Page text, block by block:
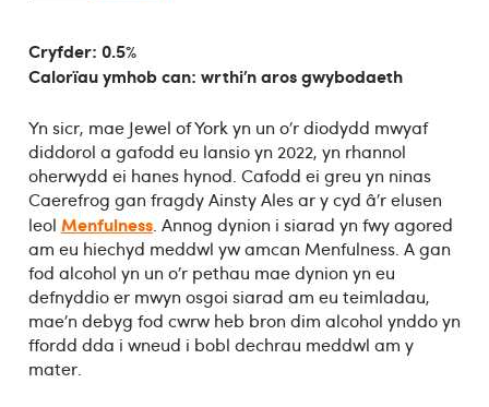
Cryfder: 0.5%
Calorïau ymhob can: wrthi’n aros gwybodaeth
Yn sicr, mae Jewel of York yn un o’r diodydd mwyaf
diddorol a gafodd eu lansio yn 2022, yn rhannol
oherwydd ei hanes hynod. Cafodd ei greu yn ninas
Caerefrog gan fragdy Ainsty Ales ar y cyd â’r elusen
leol Menfulness. Annog dynion i siarad yn fwy agored
am eu hiechyd meddwl yw amcan Menfulness. A gan
fod alcohol yn un o’r pethau mae dynion yn eu
defnyddio er mwyn osgoi siarad am eu teimladau,
mae’n debyg fod cwrw heb bron dim alcohol ynddo yn
ffordd dda i wneud i bobl dechrau meddwl am y
mater.